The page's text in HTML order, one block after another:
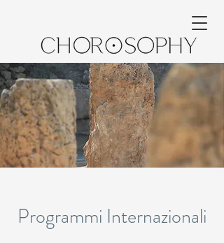
Programmi Internazionali